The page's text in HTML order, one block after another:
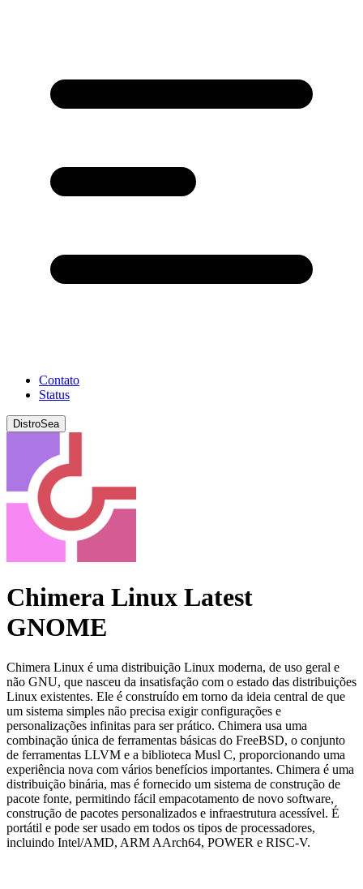
Contato
Status
DistroSea
Chimera Linux Latest
GNOME
Chimera Linux é uma distribuição Linux moderna, de uso geral e
não GNU, que nasceu da insatisfação com o estado das distribuições
Linux existentes. Ele é construído em torno da ideia central de que
um sistema simples não precisa exigir configurações e
personalizações infinitas para ser prático. Chimera usa uma
combinação única de ferramentas básicas do FreeBSD, o conjunto
de ferramentas LLVM e a biblioteca Musl C, proporcionando uma
experiência nova com vários benefícios importantes. Chimera é uma
distribuição binária, mas é fornecido um sistema de construção de
pacote fonte, permitindo fácil empacotamento de novo software,
construção de pacotes personalizados e infraestrutura acessível. É
portátil e pode ser usado em todos os tipos de processadores,
incluindo Intel/AMD, ARM AArch64, POWER e RISC-V.